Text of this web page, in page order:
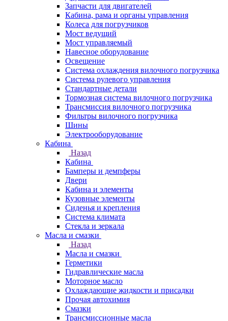
Запчасти для двигателей
Кабина, рама и органы управления
Колеса для погрузчиков
Мост ведущий
Мост управляемый
Навесное оборудование
Освещение
Система охлаждения вилочного погрузчика
Система рулевого управления
Стандартные детали
Тормозная система вилочного погрузчика
Трансмиссия вилочного погрузчика
Фильтры вилочного погрузчика
Шины
Электрооборудование
Кабина
Назад
Кабина
Бамперы и демпферы
Двери
Кабина и элементы
Кузовные элементы
Сиденья и крепления
Система климата
Стекла и зеркала
Масла и смазки
Назад
Масла и смазки
Герметики
Гидравлические масла
Моторное масло
Охлаждающие жидкости и присадки
Прочая автохимия
Смазки
Трансмиссионные масла